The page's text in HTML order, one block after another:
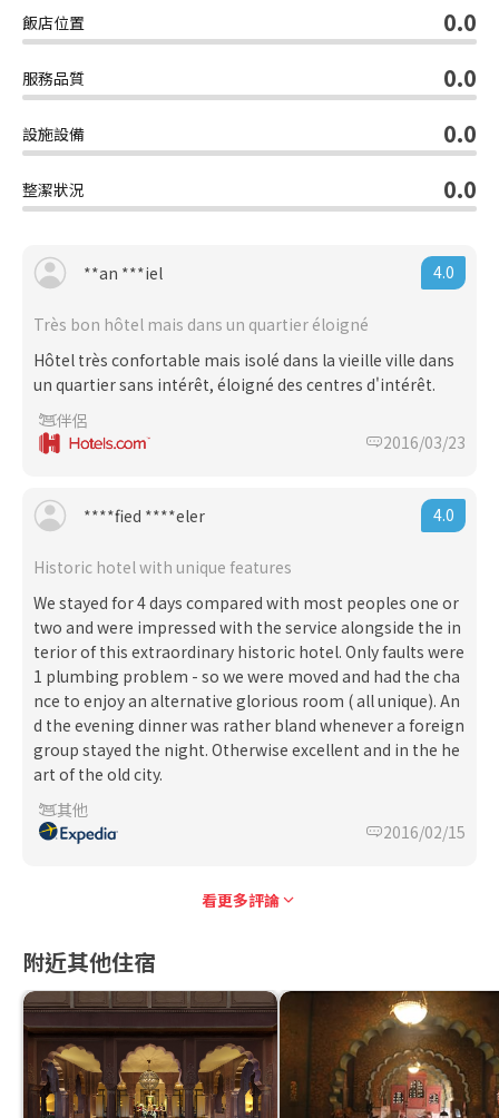
飯店位置
0.0
服務品質 0.0
設施設備 0.0
整潔狀況 0.0
**an ***iel 4.0
Très bon hôtel mais dans un quartier éloigné
Hôtel très confortable mais isolé dans la vieille ville dans
un quartier sans intérêt, éloigné des centres d'intérêt.
伴侶
2016/03/23
****fied ****eler 4.0
Historic hotel with unique features
We stayed for 4 days compared with most peoples one or
two and were impressed with the service alongside the in
terior of this extraordinary historic hotel. Only faults were
1 plumbing problem - so we were moved and had the cha
nce to enjoy an alternative glorious room ( all unique). An
d the evening dinner was rather bland whenever a foreign
group stayed the night. Otherwise excellent and in the he
art of the old city.
其他
2016/02/15
看更多評論
附近其他住宿